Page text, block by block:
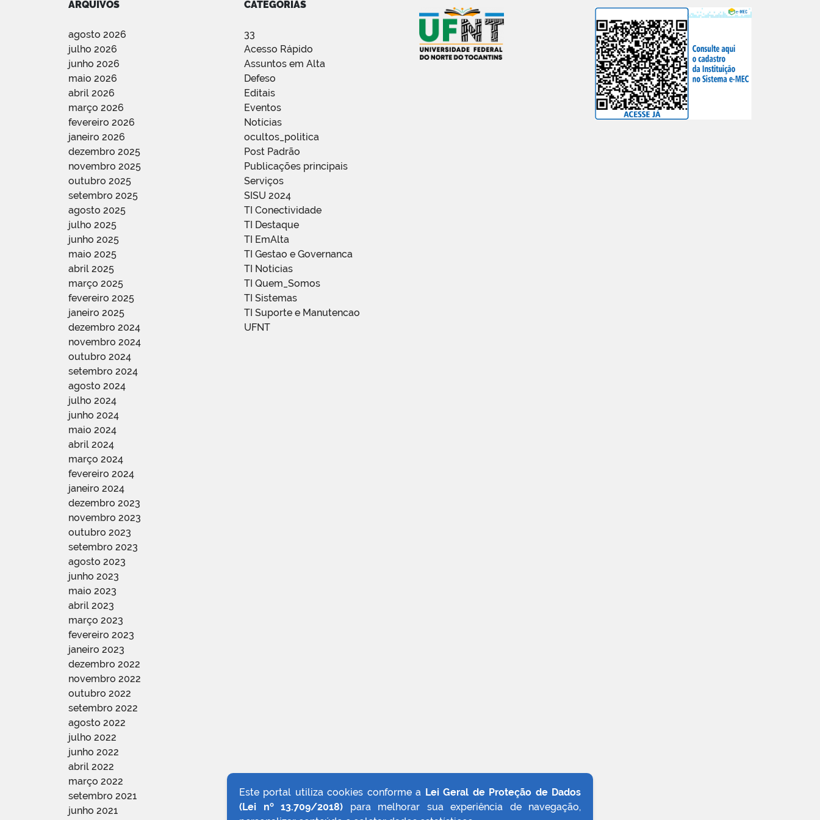
Este portal utiliza cookies conforme a Lei Geral de Proteção de Dados
(Lei nº 13.709/2018) para melhorar sua experiência de navegação,
ARQUIVOS
agosto 2026
julho 2026
junho 2026
maio 2026
abril 2026
março 2026
fevereiro 2026
janeiro 2026
dezembro 2025
novembro 2025
outubro 2025
setembro 2025
agosto 2025
julho 2025
junho 2025
maio 2025
abril 2025
março 2025
fevereiro 2025
janeiro 2025
dezembro 2024
novembro 2024
outubro 2024
setembro 2024
agosto 2024
julho 2024
junho 2024
maio 2024
abril 2024
março 2024
fevereiro 2024
janeiro 2024
dezembro 2023
novembro 2023
outubro 2023
setembro 2023
agosto 2023
junho 2023
maio 2023
abril 2023
março 2023
fevereiro 2023
janeiro 2023
dezembro 2022
novembro 2022
outubro 2022
setembro 2022
agosto 2022
julho 2022
junho 2022
abril 2022
março 2022
setembro 2021
junho 2021
CATEGORIAS
33
Acesso Rápido
Assuntos em Alta
Defeso
Editais
Eventos
Notícias
ocultos_politica
Post Padrão
Publicações principais
Serviços
SISU 2024
TI Conectividade
TI Destaque
TI EmAlta
TI Gestao e Governanca
TI Noticias
TI Quem_Somos
TI Sistemas
TI Suporte e Manutencao
UFNT